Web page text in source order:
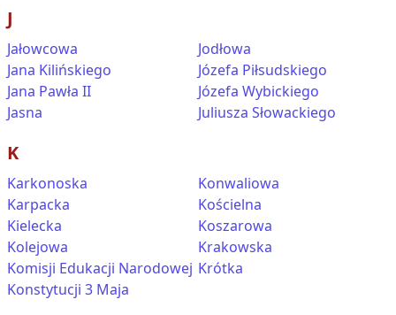
J
Jałowcowa
Jana Kilińskiego
Jana Pawła II
Jasna
Jodłowa
Józefa Piłsudskiego
Józefa Wybickiego
Juliusza Słowackiego
K
Karkonoska
Karpacka
Kielecka
Kolejowa
Komisji Edukacji Narodowej
Konstytucji 3 Maja
Konwaliowa
Kościelna
Koszarowa
Krakowska
Krótka